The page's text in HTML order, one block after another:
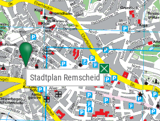
Stadtplan Remscheid